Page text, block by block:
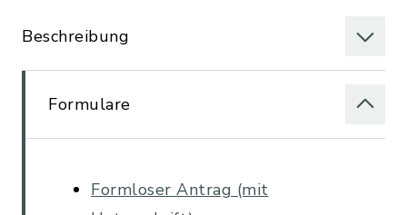
Beschreibung
Formulare
Formloser Antrag (mit